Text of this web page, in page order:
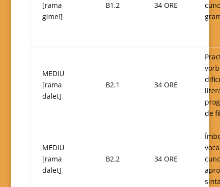
[rama
gimel]
B1.2 34 ORE
MEDIU
[rama
dalet]
B2.1 34 ORE
de
MEDIU
[rama
dalet]
B2.2 34 ORE